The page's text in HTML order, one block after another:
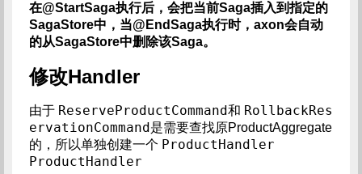
在@StartSaga执行后，会把当前Saga插入到指定的
SagaStore中，当@EndSaga执行时，axon会自动
的从SagaStore中删除该Saga。
修改Handler
由于 ReserveProductCommand和 RollbackRes
ervationCommand是需要查找原ProductAggregate
的，所以单独创建一个 ProductHandler
ProductHandler